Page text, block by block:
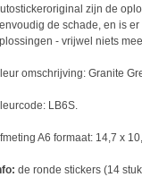
zijn de
de schade, en is
- vrijwel niets
omschrijving: Granite
LB6S.
A6 formaat: 14,7 x
de ronde stickers (14